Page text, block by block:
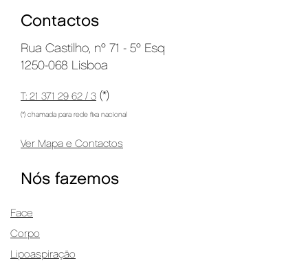
Contactos
Rua Castilho, nº 71 - 5º Esq
1250-068 Lisboa
T: 21 371 29 62 / 3 (*)
(*) chamada para rede fixa nacional
Ver Mapa e Contactos
Nós fazemos
Face
Corpo
Lipoaspiração